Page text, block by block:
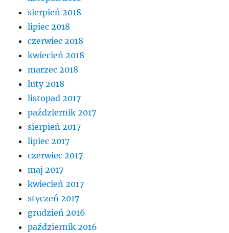
sierpień 2018
lipiec 2018
czerwiec 2018
kwiecień 2018
marzec 2018
luty 2018
listopad 2017
październik 2017
sierpień 2017
lipiec 2017
czerwiec 2017
maj 2017
kwiecień 2017
styczeń 2017
grudzień 2016
październik 2016